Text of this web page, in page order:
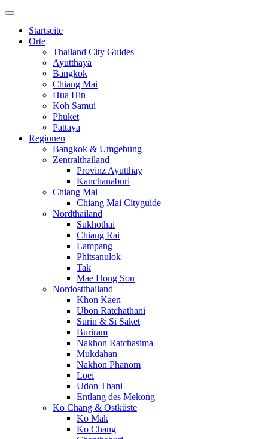
Startseite
Orte
Thailand City Guides
Ayutthaya
Bangkok
Chiang Mai
Hua Hin
Koh Samui
Phuket
Pattaya
Regionen
Bangkok & Umgebung
Zentralthailand
Provinz Ayutthay
Kanchanaburi
Chiang Mai
Chiang Mai Cityguide
Nordthailand
Sukhothai
Chiang Rai
Lampang
Phitsanulok
Tak
Mae Hong Son
Nordostthailand
Khon Kaen
Ubon Ratchathani
Surin & Si Saket
Buriram
Nakhon Ratchasima
Mukdahan
Nakhon Phanom
Loei
Udon Thani
Entlang des Mekong
Ko Chang & Ostküste
Ko Mak
Ko Chang